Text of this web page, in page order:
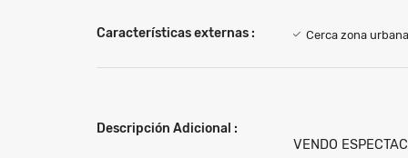
Características externas : Cerca zona urbana
Descripción Adicional :
VENDO